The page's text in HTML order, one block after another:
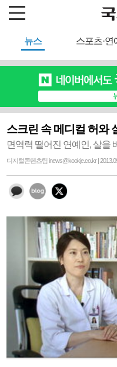
뉴스 스포츠·연
스크린 속 메디컬 허와
면역력 떨어진 연예인, 살을
디지털콘텐츠팀 inews@kookje.co.kr |